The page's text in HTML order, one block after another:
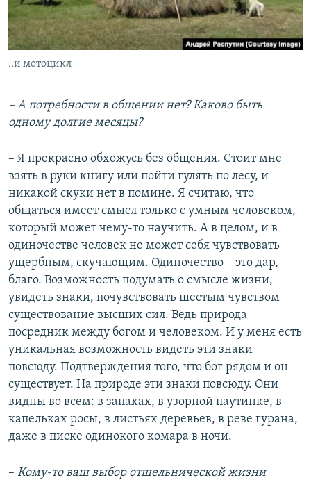
..и мотоцикл
– А потребности в общении нет? Каково быть
одному долгие месяцы?
– Я прекрасно обхожусь без общения. Стоит мне
взять в руки книгу или пойти гулять по лесу, и
никакой скуки нет в помине. Я считаю, что
общаться имеет смысл только с умным человеком,
который может чему-то научить. А в целом, и в
одиночестве человек не может себя чувствовать
ущербным, скучающим. Одиночество – это дар,
благо. Возможность подумать о смысле жизни,
увидеть знаки, почувствовать шестым чувством
существование высших сил. Ведь природа –
посредник между богом и человеком. И у меня есть
уникальная возможность видеть эти знаки
повсюду. Подтверждения того, что бог рядом и он
существует. На природе эти знаки повсюду. Они
видны во всем: в запахах, в узорной паутинке, в
капельках росы, в листьях деревьев, в реве гурана,
даже в писке одинокого комара в ночи.
– Кому-то ваш выбор отшельнической жизни